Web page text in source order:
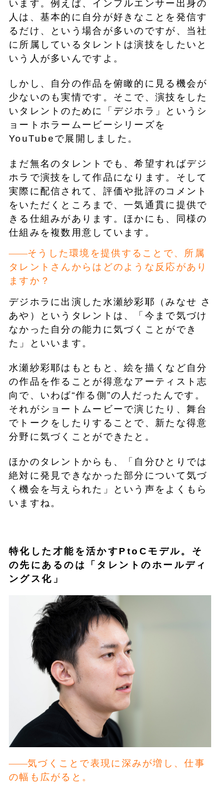
います。例えば、インフルエンサー出身の
人は、基本的に自分が好きなことを発信す
るだけ、という場合が多いのですが、当社
に所属しているタレントは演技をしたいと
いう人が多いんですよ。
しかし、自分の作品を俯瞰的に見る機会が
少ないのも実情です。そこで、演技をした
いタレントのために「デジホラ」というシ
ョートホラームービーシリーズを
YouTubeで展開しました。
まだ無名のタレントでも、希望すればデジ
ホラで演技をして作品になります。そして
実際に配信されて、評価や批評のコメント
をいただくところまで、一気通貫に提供で
きる仕組みがあります。ほかにも、同様の
仕組みを複数用意しています。
そうした環境を提供することで、所属
タレントさんからはどのような反応があり
ますか？
デジホラに出演した水瀬紗彩耶（みなせ さ
あや）というタレントは、「今まで気づけ
なかった自分の能力に気づくことができ
た」といいます。
水瀬紗彩耶はもともと、絵を描くなど自分
の作品を作ることが得意なアーティスト志
向で、いわば“作る側”の人だったんです。
それがショートムービーで演じたり、舞台
でトークをしたりすることで、新たな得意
分野に気づくことができたと。
ほかのタレントからも、「自分ひとりでは
絶対に発見できなかった部分について気づ
く機会を与えられた」という声をよくもら
いますね。
特化した才能を活かすPtoCモデル。そ
の先にあるのは「タレントのホールディ
ングス化」
気づくことで表現に深みが増し、仕事
の幅も広がると。